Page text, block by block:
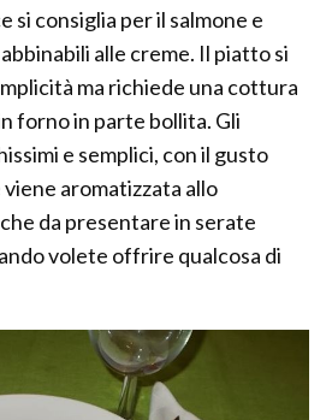
si consiglia per il salmone e
alle creme. Il piatto si
ma richiede una cottura
forno in parte bollita. Gli
e semplici, con il gusto
aromatizzata allo
da presentare in serate
volete offrire qualcosa di